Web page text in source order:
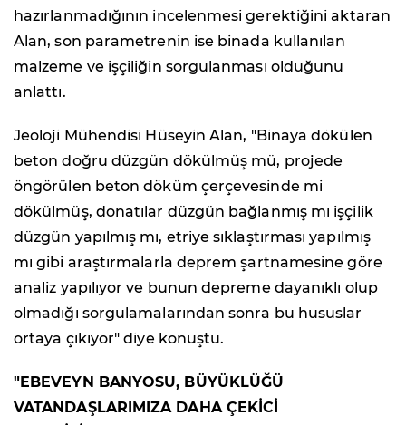
hazırlanmadığının incelenmesi gerektiğini aktaran
Alan, son parametrenin ise binada kullanılan
malzeme ve işçiliğin sorgulanması olduğunu
anlattı.
Jeoloji Mühendisi Hüseyin Alan, "Binaya dökülen
beton doğru düzgün dökülmüş mü, projede
öngörülen beton döküm çerçevesinde mi
dökülmüş, donatılar düzgün bağlanmış mı işçilik
düzgün yapılmış mı, etriye sıklaştırması yapılmış
mı gibi araştırmalarla deprem şartnamesine göre
analiz yapılıyor ve bunun depreme dayanıklı olup
olmadığı sorgulamalarından sonra bu hususlar
ortaya çıkıyor" diye konuştu.
"EBEVEYN BANYOSU, BÜYÜKLÜĞÜ
VATANDAŞLARIMIZA DAHA ÇEKİCİ